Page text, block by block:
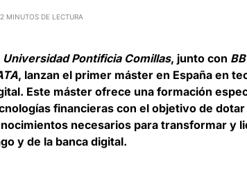
2 MINUTOS DE LECTURA
Universidad Pontificia Comillas, junto con
, lanzan el primer máster en España en
Este máster ofrece una formación
financieras con el objetivo de
necesarios para transformar y
y de la banca digital.